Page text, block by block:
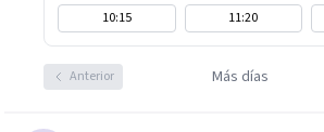
10:15 11:20
Anterior Más días